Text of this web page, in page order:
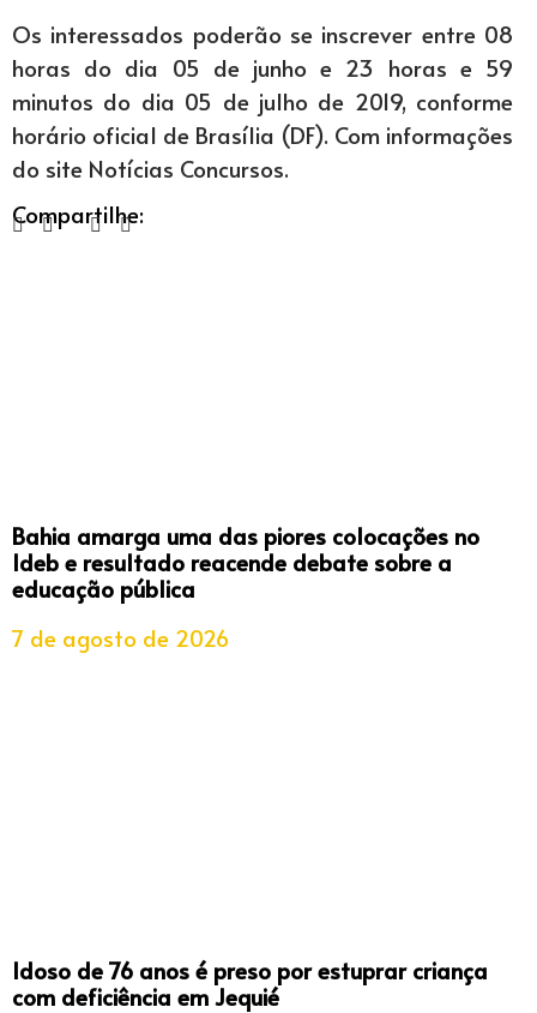
Os interessados poderão se inscrever entre 08
horas do dia 05 de junho e 23 horas e 59
minutos do dia 05 de julho de 2019, conforme
horário oficial de Brasília (DF). Com informações
do site Notícias Concursos.
Compartilhe:
Bahia amarga uma das piores colocações no
Ideb e resultado reacende debate sobre a
educação pública
7 de agosto de 2026
Idoso de 76 anos é preso por estuprar criança
com deficiência em Jequié